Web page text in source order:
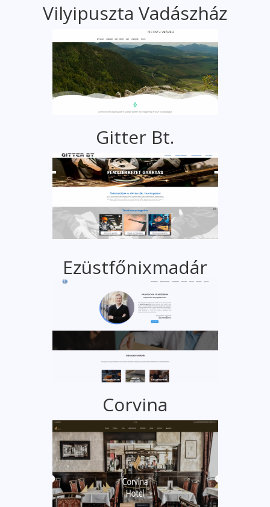
Vilyipuszta Vadászház
Gitter Bt.
Ezüstfőnixmadár
Corvina